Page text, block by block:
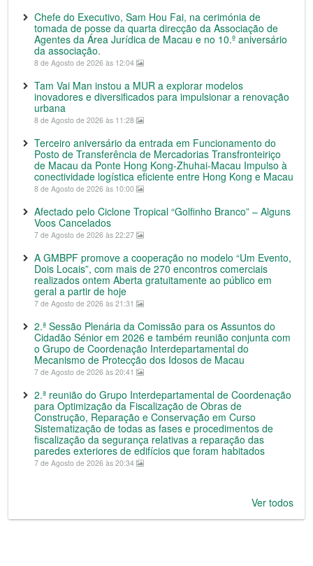
Chefe do Executivo, Sam Hou Fai, na cerimónia de
tomada de posse da quarta direcção da Associação de
Agentes da Área Jurídica de Macau e no 10.º aniversário
da associação.
8 de Agosto de 2026 às 12:04
Tam Vai Man instou a MUR a explorar modelos
inovadores e diversificados para impulsionar a renovação
urbana
8 de Agosto de 2026 às 11:28
Terceiro aniversário da entrada em Funcionamento do
Posto de Transferência de Mercadorias Transfronteiriço
de Macau da Ponte Hong Kong-Zhuhai-Macau Impulso à
conectividade logística eficiente entre Hong Kong e Macau
8 de Agosto de 2026 às 10:00
Afectado pelo Ciclone Tropical “Golfinho Branco” – Alguns
Voos Cancelados
7 de Agosto de 2026 às 22:27
A GMBPF promove a cooperação no modelo “Um Evento,
Dois Locais”, com mais de 270 encontros comerciais
realizados ontem Aberta gratuitamente ao público em
geral a partir de hoje
7 de Agosto de 2026 às 21:31
2.ª Sessão Plenária da Comissão para os Assuntos do
Cidadão Sénior em 2026 e também reunião conjunta com
o Grupo de Coordenação Interdepartamental do
Mecanismo de Protecção dos Idosos de Macau
7 de Agosto de 2026 às 20:41
2.ª reunião do Grupo Interdepartamental de Coordenação
para Optimização da Fiscalização de Obras de
Construção, Reparação e Conservação em Curso
Sistematização de todas as fases e procedimentos de
fiscalização da segurança relativas a reparação das
paredes exteriores de edifícios que foram habitados
7 de Agosto de 2026 às 20:34
Ver todos